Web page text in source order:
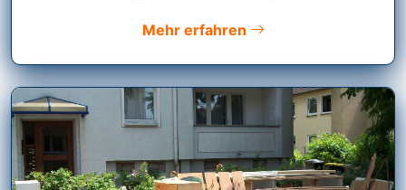
Mehr erfahren